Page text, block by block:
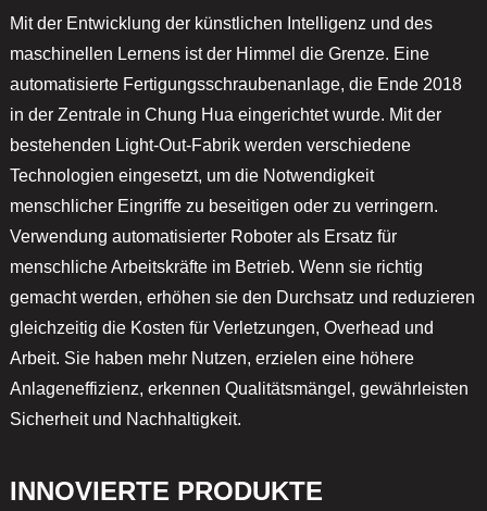
Mit der Entwicklung der künstlichen Intelligenz und des
maschinellen Lernens ist der Himmel die Grenze. Eine
automatisierte Fertigungsschraubenanlage, die Ende 2018
in der Zentrale in Chung Hua eingerichtet wurde. Mit der
bestehenden Light-Out-Fabrik werden verschiedene
Technologien eingesetzt, um die Notwendigkeit
menschlicher Eingriffe zu beseitigen oder zu verringern.
Verwendung automatisierter Roboter als Ersatz für
menschliche Arbeitskräfte im Betrieb. Wenn sie richtig
gemacht werden, erhöhen sie den Durchsatz und reduzieren
gleichzeitig die Kosten für Verletzungen, Overhead und
Arbeit. Sie haben mehr Nutzen, erzielen eine höhere
Anlageneffizienz, erkennen Qualitätsmängel, gewährleisten
Sicherheit und Nachhaltigkeit.
INNOVIERTE PRODUKTE